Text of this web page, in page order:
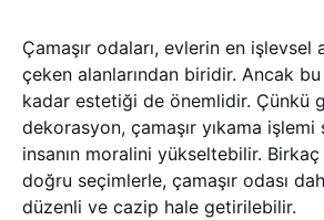
Çamaşır odaları, evlerin en
çeken alanlarından biridir. Ancak
kadar estetiği de önemlidir. Çünkü
dekorasyon, çamaşır yıkama işlemi
insanın moralini yükseltebilir.
doğru seçimlerle, çamaşır odası
düzenli ve cazip hale getirilebilir.